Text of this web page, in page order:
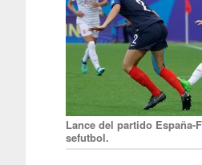
Lance del partido España-
sefutbol.